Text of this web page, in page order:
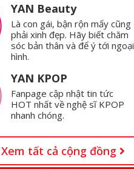
YAN Beauty
Là con gái, bận rộn mấy cũng
phải xinh đẹp. Hãy biết chăm
sóc bản thân và để ý tới ngoại
hình.
YAN KPOP
Fanpage cập nhật tin tức
HOT nhất về nghệ sĩ KPOP
nhanh chóng.
Xem tất cả cộng đồng